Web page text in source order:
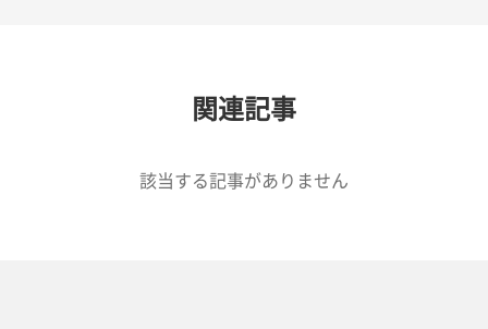
関連記事
該当する記事がありません